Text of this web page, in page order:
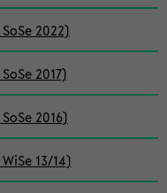
2022)
2017)
2016)
13/14)